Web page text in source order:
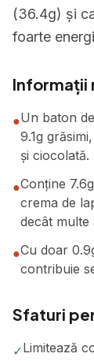
(36.4g) și
foarte
Informații
●Un baton
9.1g
și ciocolată.
●Conține
crema de
decât multe
●Cu doar
contribuie
Sfaturi
✓Limitează